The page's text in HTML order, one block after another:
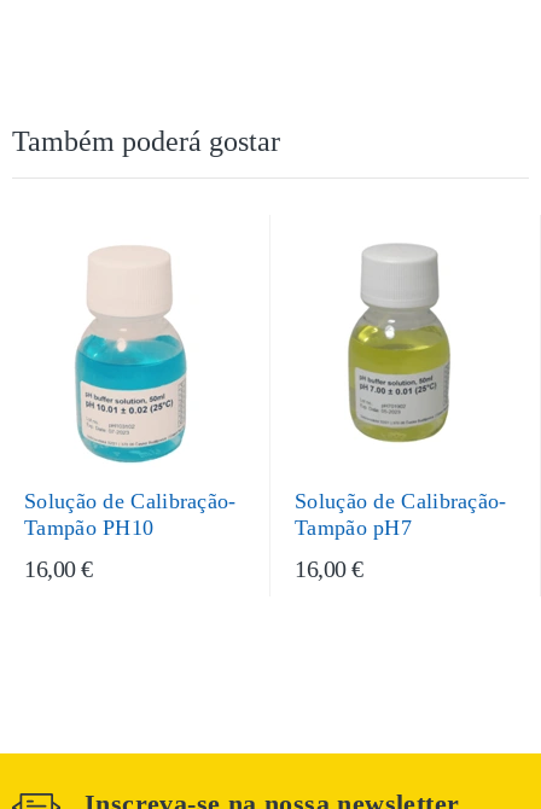
Também poderá gostar
Solução de Calibração-
Tampão PH10
16,00 €
Solução de Calibração-
Tampão pH7
16,00 €